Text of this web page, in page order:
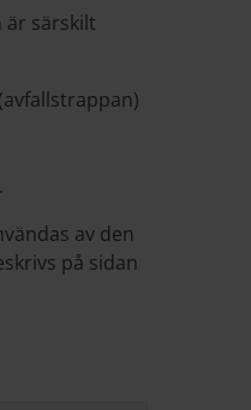
särskilt
av den
på sidan